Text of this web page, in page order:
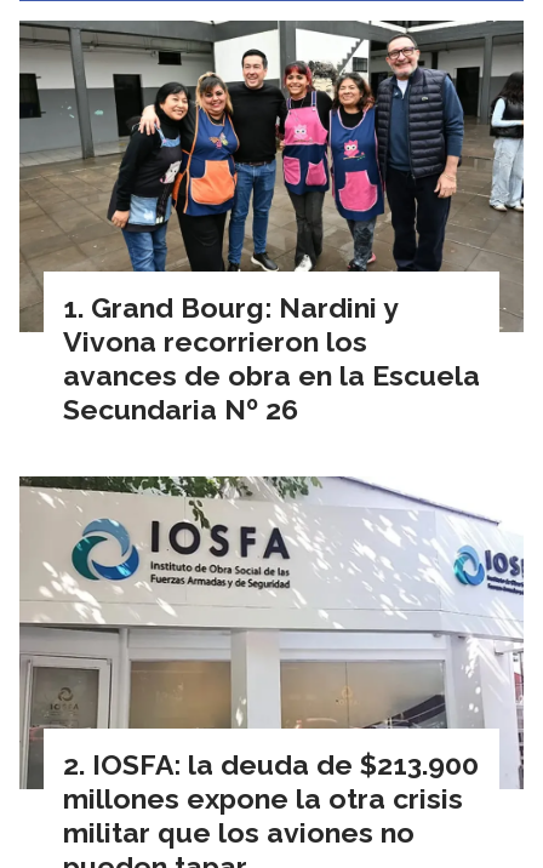
Grand Bourg: Nardini y
Vivona recorrieron los
avances de obra en la Escuela
Secundaria Nº 26
IOSFA: la deuda de $213.900
millones expone la otra crisis
militar que los aviones no